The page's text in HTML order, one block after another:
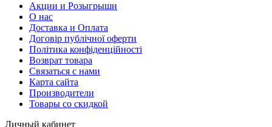
Акции и Розыгрыши
О нас
Доставка и Оплата
Договір публічної оферти
Політика конфіденційності
Возврат товара
Связаться с нами
Карта сайта
Производители
Товары со скидкой
Личный кабинет